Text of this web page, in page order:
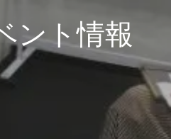
ント情報